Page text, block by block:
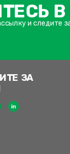
В
и следите
ЗА